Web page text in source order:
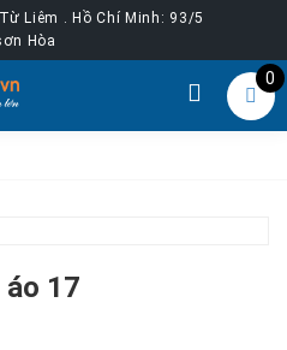
Liêm . Hồ Chí Minh: 93/5
Hòa
0
áo 17